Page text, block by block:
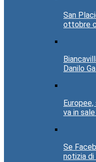
San
ottobre
Danilo
va in
Se
notizia di